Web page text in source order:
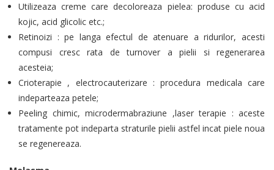
Utilizeaza creme care decoloreaza pielea: produse cu acid
kojic, acid glicolic etc.;
Retinoizi : pe langa efectul de atenuare a ridurilor, acesti
compusi cresc rata de turnover a pielii si regenerarea
acesteia;
Crioterapie , electrocauterizare : procedura medicala care
indeparteaza petele;
Peeling chimic, microdermabraziune ,laser terapie : aceste
tratamente pot indeparta straturile pielii astfel incat piele noua
se regenereaza.